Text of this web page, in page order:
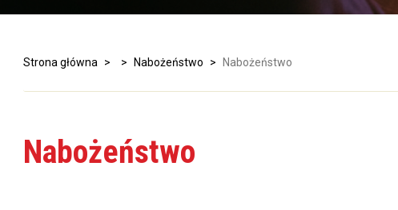
Strona główna > > Nabożeństwo > Nabożeństwo
Nabożeństwo